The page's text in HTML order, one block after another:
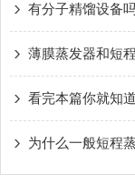
有分子精馏设备
薄膜蒸发器和短
看完本篇你就知
为什么一般短程